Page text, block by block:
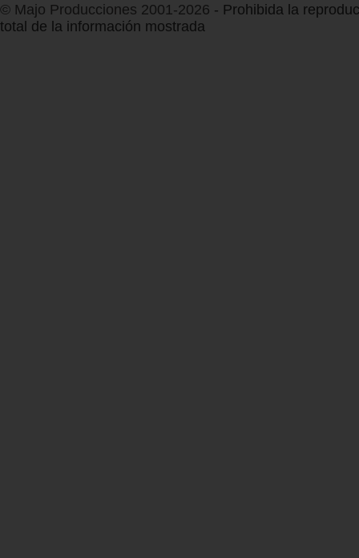
© Majo Producciones 2001-2026 - Prohibida la
total de la información mostrada